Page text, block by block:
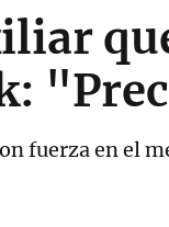
fuerza en el